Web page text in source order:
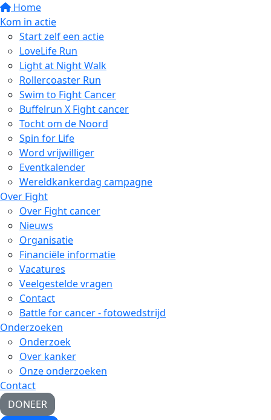
Home
Kom in actie
Start zelf een actie
LoveLife Run
Light at Night Walk
Rollercoaster Run
Swim to Fight Cancer
Buffelrun X Fight cancer
Tocht om de Noord
Spin for Life
Word vrijwilliger
Eventkalender
Wereldkankerdag campagne
Over Fight
Over Fight cancer
Nieuws
Organisatie
Financiële informatie
Vacatures
Veelgestelde vragen
Contact
Battle for cancer - fotowedstrijd
Onderzoeken
Onderzoek
Over kanker
Onze onderzoeken
Contact
DONEER